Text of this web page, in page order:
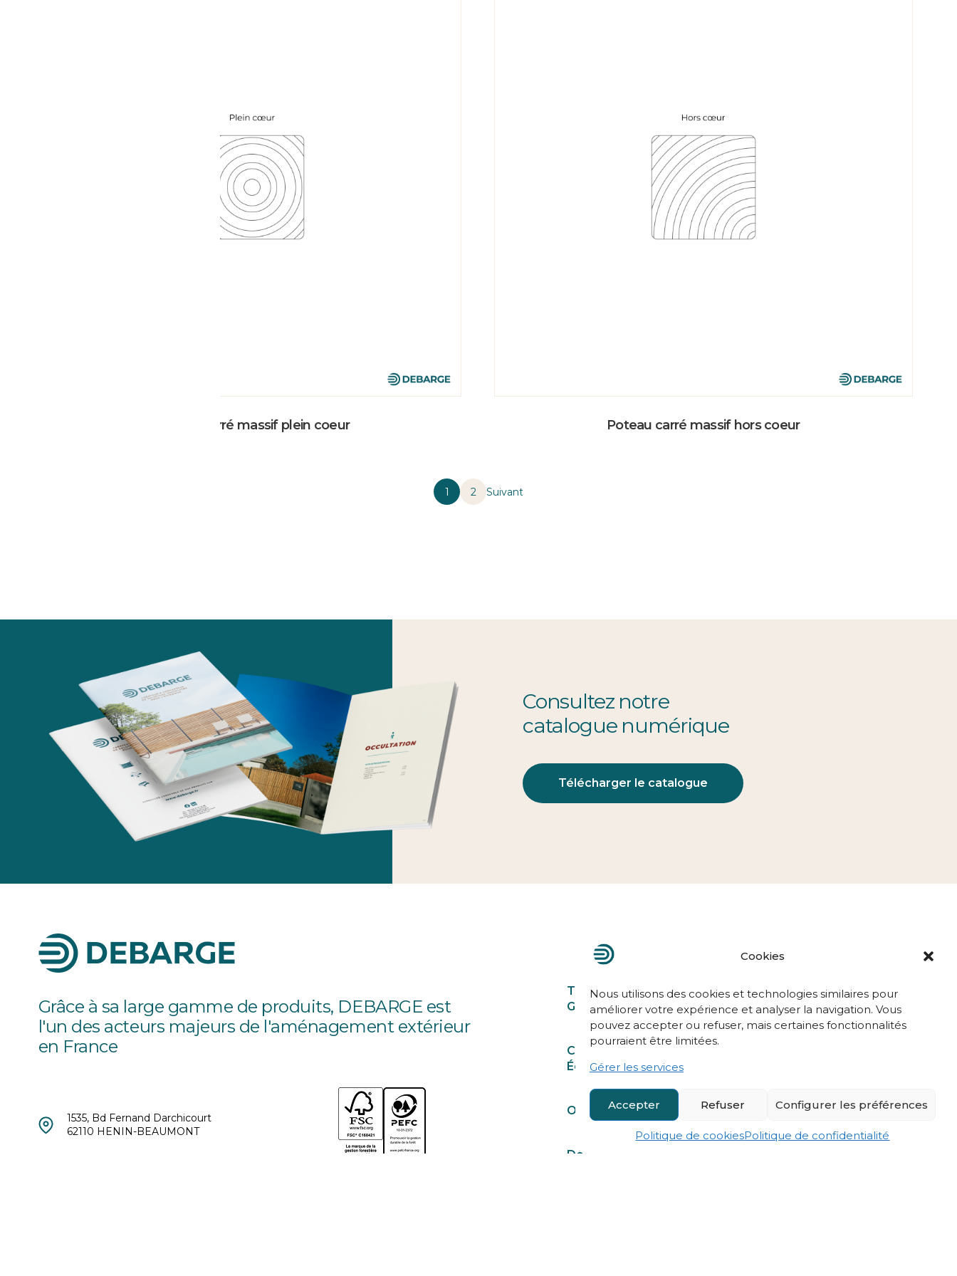
Cookies
Nous utilisons des cookies et technologies similaires pour
améliorer votre expérience et analyser la navigation. Vous
pouvez accepter ou refuser, mais certaines fonctionnalités
pourraient être limitées.
Gérer les services
Accepter Refuser Configurer les préférences
Politique de cookiesPolitique de confidentialité
Poteau carré massif plein coeur Poteau carré massif hors coeur
1 2
Consultez notre
catalogue numérique
Télécharger le catalogue
Grâce à sa large gamme de produits, DEBARGE est
l'un des acteurs majeurs de l'aménagement extérieur
en France
1535, Bd Fernand Darchicourt
62110 HENIN-BEAUMONT
Traverses et
Ganivelles
Clôtures et
Écrans
Occultations
Décorations
Qui sommes-nous ?
Actualités